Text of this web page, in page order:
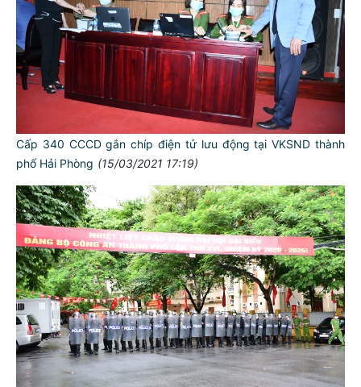
Cấp 340 CCCD gắn chíp điện tử lưu động tại VKSND thành
phố Hải Phòng (15/03/2021 17:19)